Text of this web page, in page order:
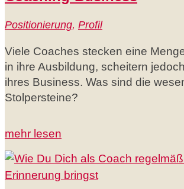
Positionierung, Profil
Viele Coaches stecken eine
in ihre Ausbildung, scheitern
ihres Business. Was sind die
Stolpersteine?
mehr lesen